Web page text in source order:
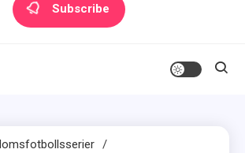
Subscribe